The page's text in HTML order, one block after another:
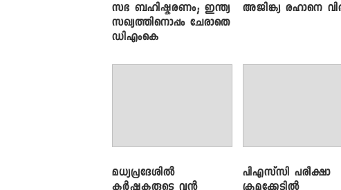
സഭ ബഹിഷ്കരണം; ഇന്ത്യ
സഖ്യത്തിനൊപ്പം ചേരാതെ
ഡിഎംകെ
അജിങ്ക്യ രഹാനെ
മധ്യപ്രദേശിൽ
പിഎസ്‌സി പരീക്ഷാ